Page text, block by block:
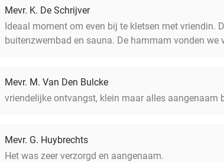
Mevr. K. De Schrijver
Ideaal moment om even bij te kletsen met vriendin.
buitenzwembad en sauna. De hammam vonden we
Mevr. M. Van Den Bulcke
vriendelijke ontvangst, klein maar alles aangenaam
Mevr. G. Huybrechts
Het was zeer verzorgd en aangenaam.